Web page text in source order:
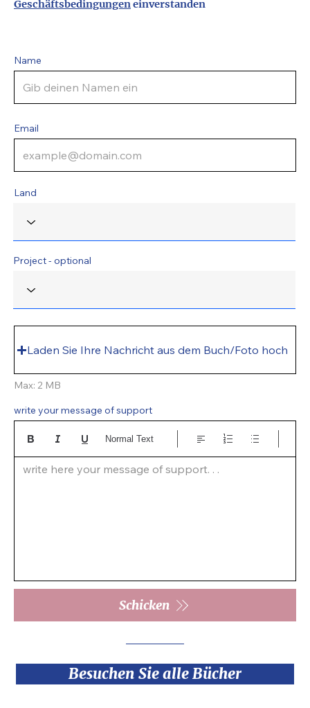
Geschäftsbedingungeneinverstanden
Schicken
Laden Sie Ihre Nachricht aus dem Buch/Foto hoch
Max: 2 MB
write your message of support
write here your message of support. . .
Normal Text
Land
Email
Name
Project - optional
Besuchen Sie alle Bücher